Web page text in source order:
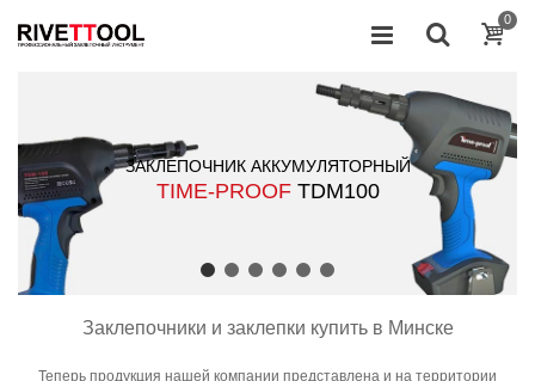
0
ЗАКЛЕПОЧНИК АККУМУЛЯТОРНЫЙ
TIME-PROOF TDM100
ПНЕВМОГИДРАВЛИЧЕСКИЙ ЗАКЛЕПОЧНИК
TIME-PROOF TPM12Х
Заклепочники и заклепки купить в Минске
Теперь продукция нашей компании представлена и на территории